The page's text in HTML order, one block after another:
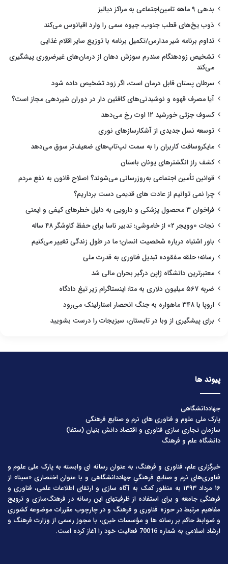
بدهی ۹ ماهه تامین‌اجتماعی به مراکز دیالیز
ذوب یخ‌های قطب جنوب، جیوه سمی را وارد اقیانوس می‌کند
تداوم برنامه شیر مدارس/تکمیل برنامه با توزیع سایر اقلام غذایی
تشخیص زودهنگام سندرم سوزش دهان از درمان‌های غیرضروری پیشگیری
می‌کند
سرطان پستان قابل درمان است، اگر زود تشخیص داده شود
آیا مصرف قهوه و نوشیدنی‌های کافئین دار در دوران شیردهی مجاز است؟
کسوف جزئی خورشید ۱۲ اوت رخ می‌دهد
توسعه نسل جدیدی از آشکارسازهای نوری
مایکروسافت کاربران را به سمت لپ‌تاپ‌های ضعیف‌تر سوق می‌دهد
کشف راز انگشترهای یونان باستان
قوانین تأمین اجتماعی به‌روزرسانی می‌شوند؟ اصلاح قانون به نفع مردم
چرا نمی توانیم از عادت های قدیمی دست برداریم؟
فراخوان ۳ محصول پزشکی و دارویی به دلیل خطرهای کیفی و ایمنی
نجات «وویجر ۲» از خاموشی؛ تدبیر ناسا برای حفظ کاوشگر ۴۸ ساله
باور اشتباه درباره شخصیت انسان؛ ما در طول زندگی تغییر می‌کنیم
رسانه؛ حلقه مفقوده تبدیل فناوری به قدرت ملی
معتبرترین دانشگاه ژاپن درگیر بحران مالی شد
ضربه ۵۶۷ میلیون دلاری به متا؛ اینستاگرام زیر تیغ دادگاه
اروپا با ۳۴۸ ماهواره به جنگ انحصار استارلینک می‌رود
برای پیشگیری از وبا در تابستان، سبزیجات را درست بشویید
پیوند ها
جهاددانشگاهی
پارک ملی علوم و فناوری های نرم و صنایع فرهنگی
سازمان تجاری سازی فناوری و اقتصاد دانش بنیان (ستفا)
دانشگاه علم و فرهنگ
خبرگزاری علم، فناوری و فرهنگ، به عنوان رسانه ای وابسته به پارک ملی علوم و
فناوری‌های نرم و صنایع فرهنگیِ جهاددانشگاهی و با عنوان اختصاری «سینا» از
۱۶ مرداد ۱۳۹۳ به منظور کمک به آگاه سازی و ارتقای اطلاعات علمی، فناوری و
فرهنگی جامعه و برای استفاده از ظرفیتهای این رسانه در فرهنگ‌سازی و ترویج
مفاهیم مرتبط در حوزه فناوری و فرهنگ و در چارچوب مقررات موضوعه کشوری
و ضوابط حاکم بر رسانه ها و مؤسسات خبری، با مجوز رسمی از وزارت فرهنگ و
ارشاد اسلامی به شماره 70016 فعالیت خود را آغاز کرده است.